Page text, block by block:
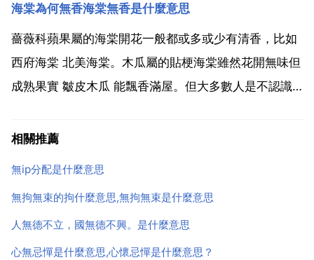
的狀態。花開無果這句話的意思是說。雖然開花了，但
是沒有結果。有可能是指兩個人之間雖然戀愛，但是不
會...
海棠為何無香海棠無香是什麼意思
薔薇科蘋果屬的海棠開花一般都或多或少有清香，比如
西府海棠 北美海棠。木瓜屬的貼梗海棠雖然花開無味但
成熟果實 皺皮木瓜 能飄香滿屋。但大多數人是不認識
花。而他們以為的 海棠花 其實包括了長壽花 秋海棠 天
相關推薦
無ip分配是什麼意思
無拘無束的拘什麼意思,無拘無束是什麼意思
人無德不立，國無德不興。是什麼意思
心無忌憚是什麼意思,心懷忌憚是什麼意思？